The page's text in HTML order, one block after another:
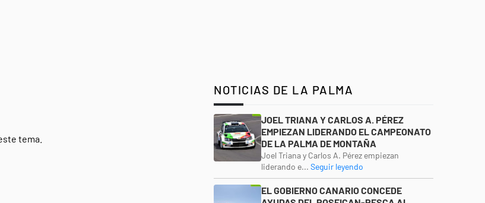
tema.
NOTICIAS DE LA PALMA
JOEL TRIANA Y CARLOS A. PÉREZ
EMPIEZAN LIDERANDO EL CAMPEONATO
DE LA PALMA DE MONTAÑA
Joel Triana y Carlos A. Pérez empiezan
liderando e... Seguir leyendo
EL GOBIERNO CANARIO CONCEDE